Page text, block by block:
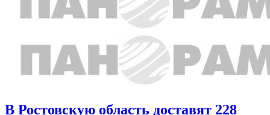
В Ростовскую область доставят 228